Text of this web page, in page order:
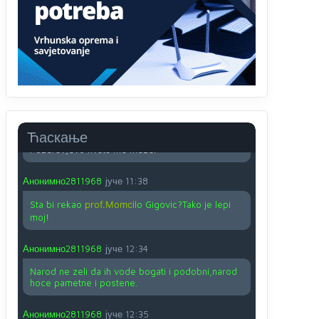
Ћаскање
O kako su cudni lvi ljudi,uzeli bi sve da mogu...a
ja srce svima fajem,radujem se tudjoj sreci.I ko
ima i ko nema na iso ce mjesto leci!
Анонимно2810587
11:24
Nije u svijetu problem,nahraniti siromasnd,kako
nahraniti bogate!?
Анонимно2810587
Анонимно2811968 јуче 11:38
Sta bi rekao prof.Momcilo Gigovic?Tako je lepi
moj!
Анонимно2811968 јуче 12:34
Narod ne zeli da ih vode bogati i podobni,narod
hoce pametne i postene.
Анонимно2811968 јуче 12:35